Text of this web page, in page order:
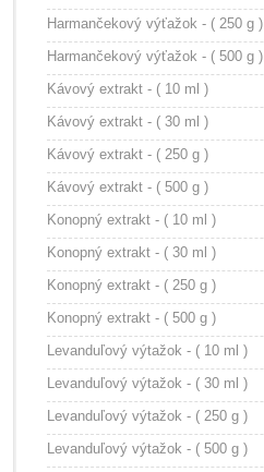
Harmančekový výťažok - ( 250 g )
Harmančekový výťažok - ( 500 g )
Kávový extrakt - ( 10 ml )
Kávový extrakt - ( 30 ml )
Kávový extrakt - ( 250 g )
Kávový extrakt - ( 500 g )
Konopný extrakt - ( 10 ml )
Konopný extrakt - ( 30 ml )
Konopný extrakt - ( 250 g )
Konopný extrakt - ( 500 g )
Levanduľový výtažok - ( 10 ml )
Levanduľový výtažok - ( 30 ml )
Levanduľový výtažok - ( 250 g )
Levanduľový výtažok - ( 500 g )